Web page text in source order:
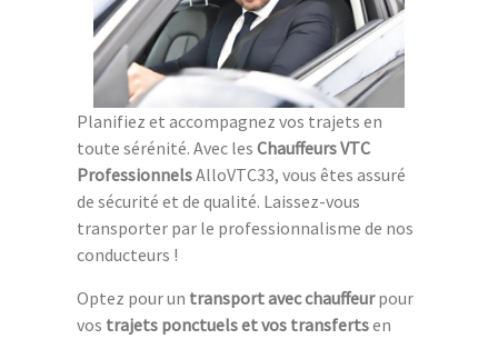
Planifiez et accompagnez vos trajets en
toute sérénité. Avec les Chauffeurs VTC
ProfessionnelsAlloVTC33, vous êtes assuré
de sécurité et de qualité. Laissez-vous
transporter par le professionnalisme de nos
conducteurs !
Optez pour un transport avec chauffeurpour
vos trajets ponctuels et vos transfertsen